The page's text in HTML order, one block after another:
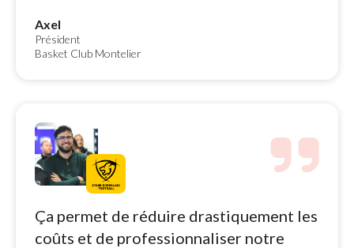
Axel
Président
Basket Club Montelier
Ça permet de réduire drastiquement les
coûts et de professionnaliser notre